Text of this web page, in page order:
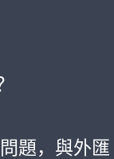
題，與外匯